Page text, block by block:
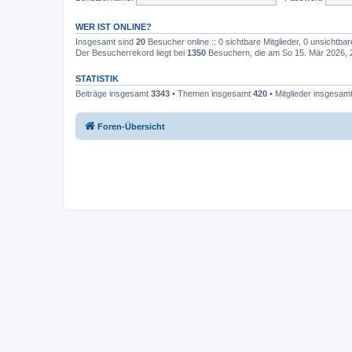
WER IST ONLINE?
Insgesamt sind 20 Besucher online :: 0 sichtbare Mitglieder, 0
Der Besucherrekord liegt bei 1350 Besuchern, die am So 15. Mär 2026,
STATISTIK
Beiträge insgesamt 3343 • Themen insgesamt 420 • Mitglieder
Foren-Übersicht